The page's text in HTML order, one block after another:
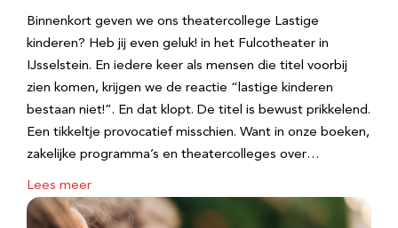
Binnenkort geven we ons theatercollege Lastige
kinderen? Heb jij even geluk! in het Fulcotheater in
IJsselstein. En iedere keer als mensen die titel voorbij
zien komen, krijgen we de reactie “lastige kinderen
bestaan niet!”. En dat klopt. De titel is bewust prikkelend.
Een tikkeltje provocatief misschien. Want in onze boeken,
zakelijke programma’s en theatercolleges over…
Lees meer